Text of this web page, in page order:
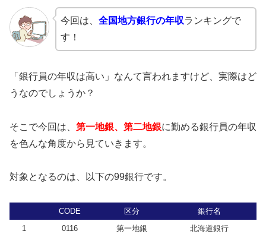
今回は、 全国地方銀行の年収ランキングで
す！
「銀行員の年収は高い」なんて言われますけど、実際はど
うなのでしょうか？
そこで今回は、 第一地銀、第二地銀に勤める銀行員の年収
を色んな角度から見ていきます。
対象となるのは、以下の99銀行です。
CODE 区分
銀行名
1
0116 第一地銀
北海道銀行